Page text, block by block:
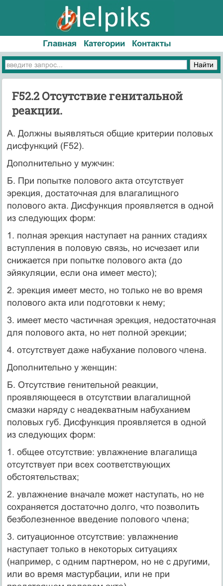
Главная Категории Контакты
F52.2 Отсутствие генитальной
реакции.
А. Должны выявляться общие критерии половых
дисфункций (F52).
Дополнительно у мужчин:
Б. При попытке полового акта отсутствует
эрекция, достаточная для влагалищного
полового акта. Дисфункция проявляется в одной
из следующих форм:
1. полная эрекция наступает на ранних стадиях
вступления в половую связь, но исчезает или
снижается при попытке полового акта (до
эйякуляции, если она имеет место);
2. эрекция имеет место, но только не во время
полового акта или подготовки к нему;
3. имеет место частичная эрекция, недостаточная
для полового акта, но нет полной эрекции;
4. отсутствует даже набухание полового члена.
Дополнительно у женщин:
Б. Отсутствие генительной реакции,
проявляющееся в отсутствии влагалищной
смазки наряду с неадекватным набуханием
половых губ. Дисфункция проявляется в одной
из следующих форм:
1. общее отсутствие: увлажнение влагалища
отсутствует при всех соответствующих
обстоятельствах;
2. увлажнение вначале может наступать, но не
сохраняется достаточно долго, что позволить
безболезненное введение полового члена;
3. ситуационное отсутствие: увлажнение
наступает только в некоторых ситуациях
(например, с одним партнером, но не с другими,
или во время мастурбации, или не при